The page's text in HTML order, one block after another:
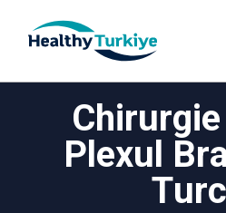
p
Plexul